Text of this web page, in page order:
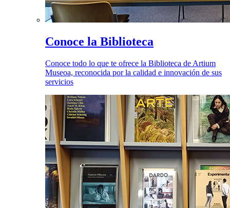
Conoce la Biblioteca
Conoce todo lo que te ofrece la Biblioteca de Artium
Museoa, reconocida por la calidad e innovación de sus
servicios